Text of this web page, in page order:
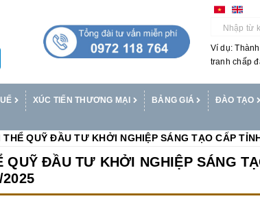
Ví dụ:
tranh chấp
XÚC TIẾN THƯƠNG MẠI BẢNG GIÁ ĐÀO TẠO
QUỸ ĐẦU TƯ KHỞI NGHIỆP SÁNG TẠO CẤP
ĐẦU TƯ KHỞI NGHIỆP SÁNG
2025